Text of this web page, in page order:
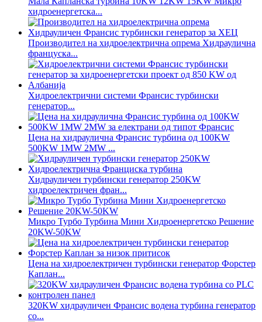
хидроенергетска...
Производител на хидроелектрична опрема Хидраулична
француска...
Хидроелектрични системи Франсис турбински
генератор...
Цена на хидраулична Франсис турбина од 100KW
500KW 1MW 2MW ...
Хидрауличен турбински генератор 250KW
хидроелектричен фран...
Микро Турбо Турбина Мини Хидроенергетско Решение
20KW-50KW
Цена на хидроелектричен турбински генератор Форстер
Каплан...
320KW хидрауличен Франсис водена турбина генератор
со...